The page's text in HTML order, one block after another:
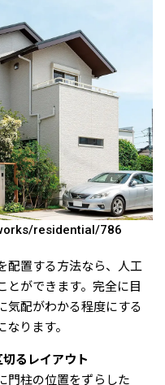
residential/786
配置する方法なら、人工
とができます。完全に目
気配がわかる程度にする
ります。
るレイアウト
門柱の位置をずらした